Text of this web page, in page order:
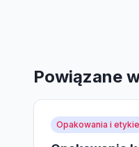
Powiązane
Opakowania i